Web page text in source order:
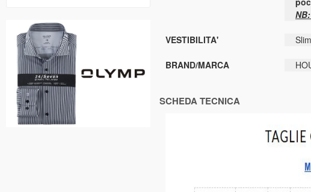
VESTIBILITA'
BRAND/MARCA
SCHEDA TECNICA